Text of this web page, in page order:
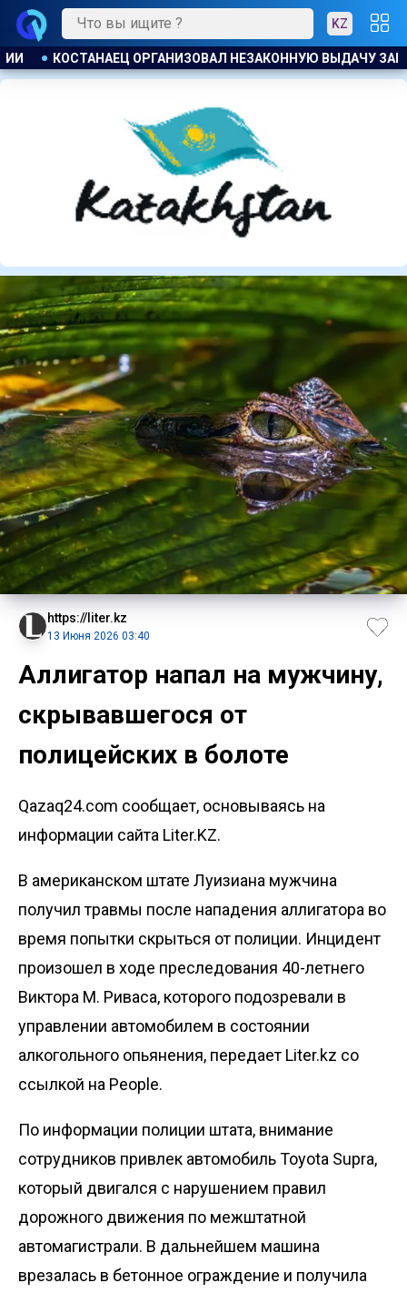
KZ
ЗАЙМОВ ПОД 120 % ГОДОВЫХ К ЧЕМУ ПРИДЁТ СУД?
https://liter.kz
13 Июня 2026 03:40
Аллигатор напал на мужчину,
скрывавшегося от
полицейских в болоте
Qazaq24.com сообщает, основываясь на
информации сайта Liter.KZ.
В американском штате Луизиана мужчина
получил травмы после нападения аллигатора во
время попытки скрыться от полиции. Инцидент
произошел в ходе преследования 40-летнего
Виктора М. Риваса, которого подозревали в
управлении автомобилем в состоянии
алкогольного опьянения, передает Liter.kz со
ссылкой на People.
По информации полиции штата, внимание
сотрудников привлек автомобиль Toyota Supra,
который двигался с нарушением правил
дорожного движения по межштатной
автомагистрали. В дальнейшем машина
врезалась в бетонное ограждение и получила